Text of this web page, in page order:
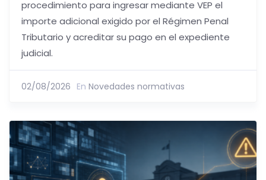
procedimiento para ingresar mediante VEP el
importe adicional exigido por el Régimen Penal
Tributario y acreditar su pago en el expediente
judicial.
02/08/2026 En Novedades normativas